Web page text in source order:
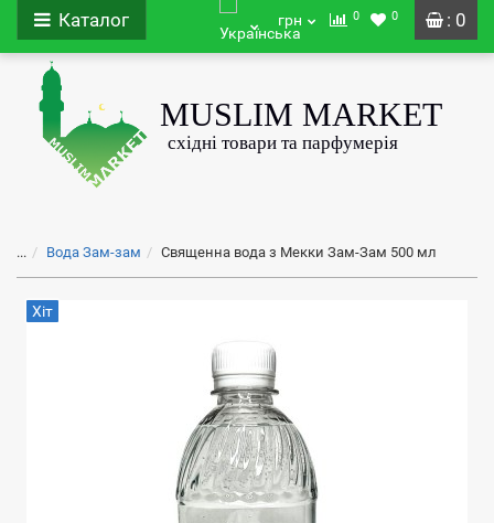
: 0
Каталог грн 0 0
... Вода Зам-зам Священна вода з Мекки Зам-Зам 500 мл
Хіт